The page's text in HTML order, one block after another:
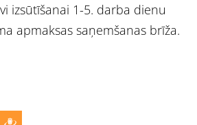
izsūtīšanai 1-5. darba dienu
apmaksas saņemšanas brīža.